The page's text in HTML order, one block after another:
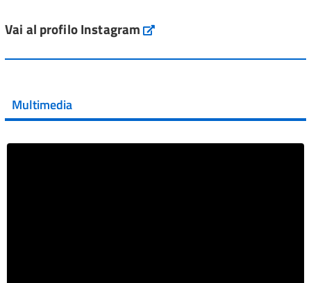
Vai al post →
Vai al post →
Vai al profilo Instagram Instagram
Multimedia